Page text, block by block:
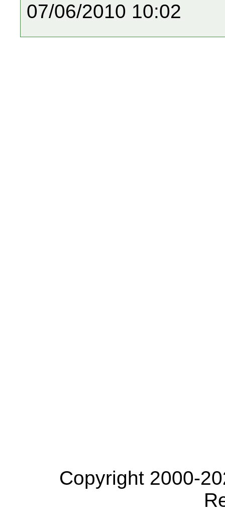
07/06/2010 10:02
Copyright 2000-